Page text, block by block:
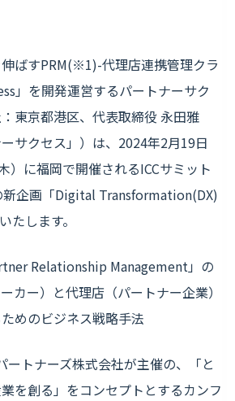
ばすPRM(※1)-代理店連携管理クラ
」を開発運営するパートナーサク
東京都港区、代表取締役 永田雅
サクセス」）は、2024年2月19日
）に福岡で開催されるICCサミット
新企画「Digital Transformation(DX)
たします。
Relationship Management」の
カー）と代理店（パートナー企業）
めのビジネス戦略手法
ートナーズ株式会社が主催の、「と
を創る」をコンセプトとするカンフ